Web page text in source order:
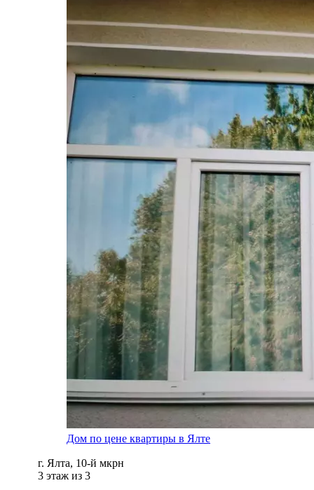
Дом по цене квартиры в Ялте
г. Ялта, 10-й мкрн
3 этаж из 3